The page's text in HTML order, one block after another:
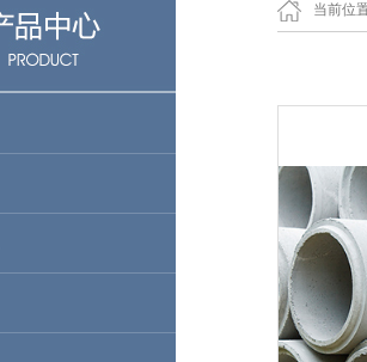
当前位